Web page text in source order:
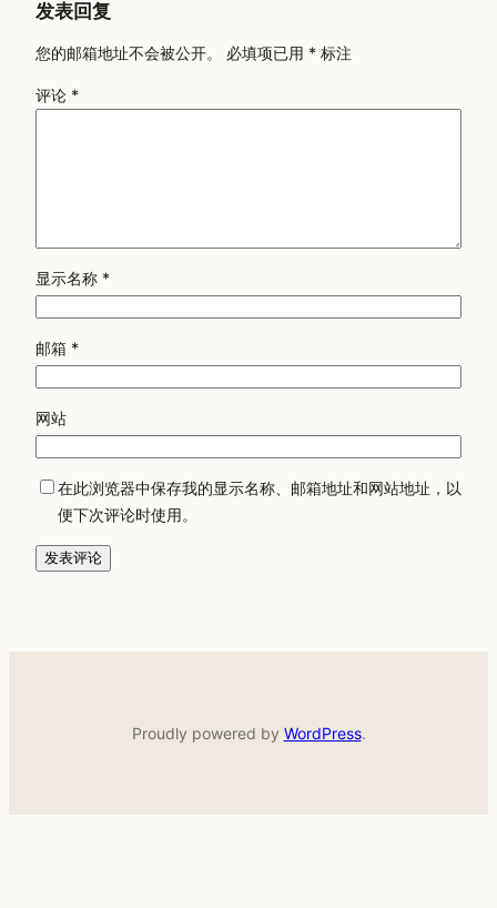
发表回复
您的邮箱地址不会被公开。 必填项已用 * 标注
评论 *
显示名称 *
邮箱 *
网站
在此浏览器中保存我的显示名称、邮箱地址和网站地址，以
便下次评论时使用。
Proudly powered by WordPress.